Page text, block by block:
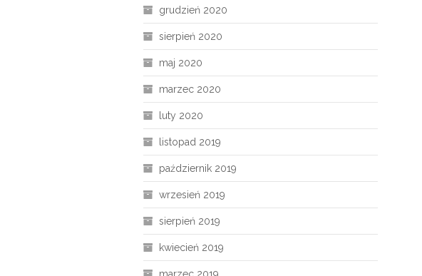
grudzień 2020
sierpień 2020
maj 2020
marzec 2020
luty 2020
listopad 2019
październik 2019
wrzesień 2019
sierpień 2019
kwiecień 2019